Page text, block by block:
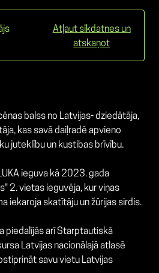
Atļaut sīkdatnes un
atskaņot
balss no Latvijas- dziedātāja,
kas savā daiļradē apvieno
juteklību un kustibas brīvību.
ieguva kā 2023. gada
2. vietas ieguvēja, kur viņas
iekaroja skatītāju un žūrijas sirdis.
piedalījās arī Starptautiskā
Latvijas nacionālajā atlasē
savu vietu Latvijas